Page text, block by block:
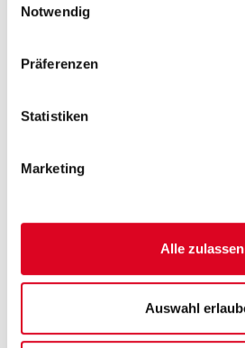
gesammelt haben.
Notwendig
Präferenzen
Statistiken
Marketing
Alle zulassen
Auswahl